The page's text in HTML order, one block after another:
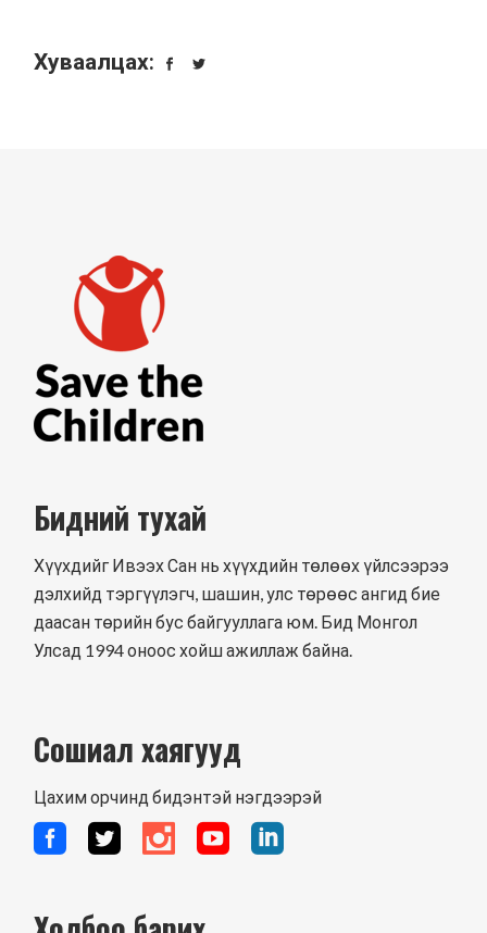
Хуваалцах:
Бидний тухай
Хүүхдийг Ивээх Сан нь хүүхдийн төлөөх үйлсээрээ
дэлхийд тэргүүлэгч, шашин, улс төрөөс ангид бие
даасан төрийн бус байгууллага юм. Бид Монгол
Улсад 1994 оноос хойш ажиллаж байна.
Сошиал хаягууд
Цахим орчинд бидэнтэй нэгдээрэй